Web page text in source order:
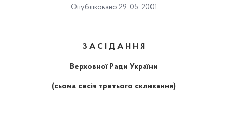
Опубліковано 29. 05. 2001
З А С І Д А Н Н Я
Верховної Ради України
(сьома сесія третього скликання)